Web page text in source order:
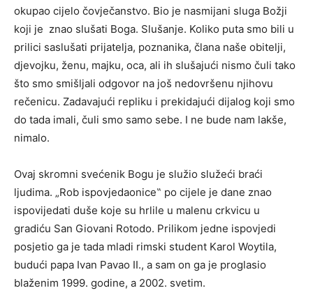
okupao cijelo čovječanstvo. Bio je nasmijani sluga Božji
koji je znao slušati Boga. Slušanje. Koliko puta smo bili u
prilici saslušati prijatelja, poznanika, člana naše obitelji,
djevojku, ženu, majku, oca, ali ih slušajući nismo čuli tako
što smo smišljali odgovor na još nedovršenu njihovu
rečenicu. Zadavajući repliku i prekidajući dijalog koji smo
do tada imali, čuli smo samo sebe. I ne bude nam lakše,
nimalo.
Ovaj skromni svećenik Bogu je služio služeći braći
ljudima. „Rob ispovjedaonice‟ po cijele je dane znao
ispovijedati duše koje su hrlile u malenu crkvicu u
gradiću San Giovani Rotodo. Prilikom jedne ispovjedi
posjetio ga je tada mladi rimski student Karol Woytila,
budući papa Ivan Pavao II., a sam on ga je proglasio
blaženim 1999. godine, a 2002. svetim.